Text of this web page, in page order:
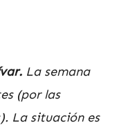
La semana
(por las
La situación es